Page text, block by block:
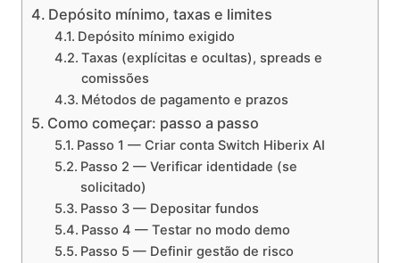
Depósito mínimo, taxas e limites
Depósito mínimo exigido
Taxas (explícitas e ocultas), spreads e
comissões
Métodos de pagamento e prazos
Como começar: passo a passo
Passo 1 — Criar conta Switch Hiberix AI
Passo 2 — Verificar identidade (se
solicitado)
Passo 3 — Depositar fundos
Passo 4 — Testar no modo demo
Passo 5 — Definir gestão de risco